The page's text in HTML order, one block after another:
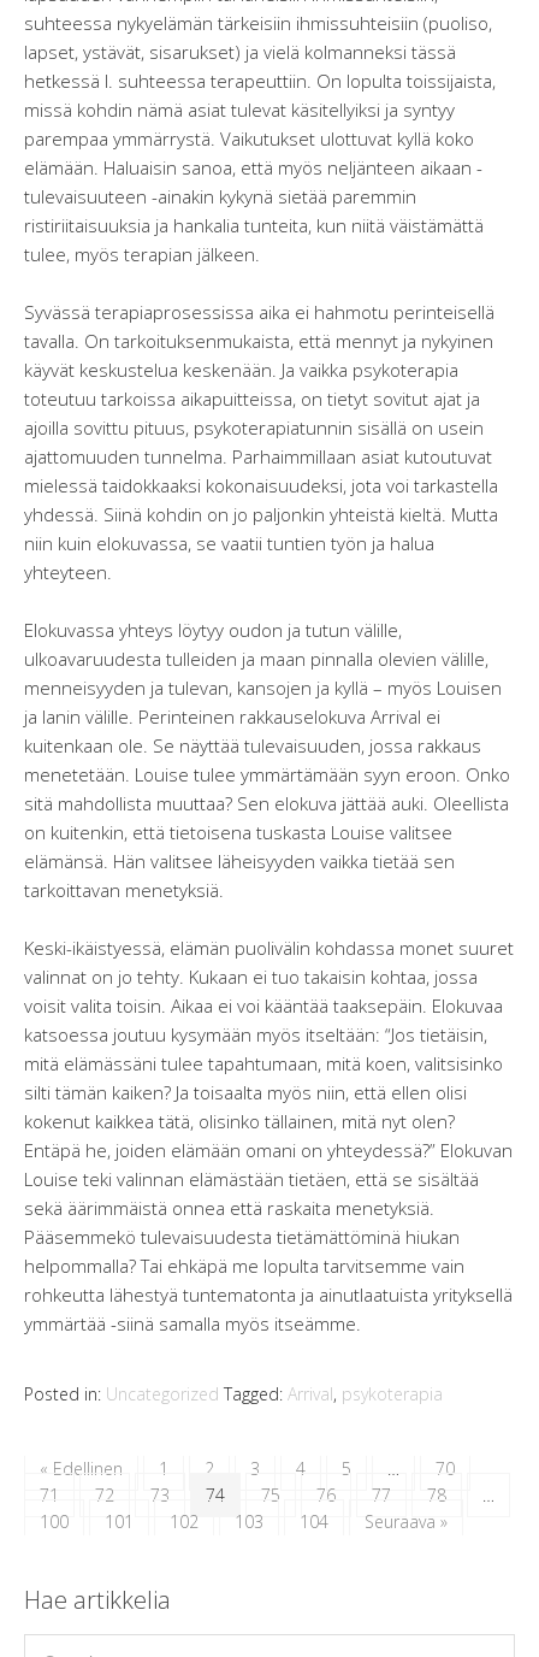
suhteessa nykyelämän tärkeisiin ihmissuhteisiin (puoliso,
lapset, ystävät, sisarukset) ja vielä kolmanneksi tässä
hetkessä l. suhteessa terapeuttiin. On lopulta toissijaista,
missä kohdin nämä asiat tulevat käsitellyiksi ja syntyy
parempaa ymmärrystä. Vaikutukset ulottuvat kyllä koko
elämään. Haluaisin sanoa, että myös neljänteen aikaan -
tulevaisuuteen -ainakin kykynä sietää paremmin
ristiriitaisuuksia ja hankalia tunteita, kun niitä väistämättä
tulee, myös terapian jälkeen.
Syvässä terapiaprosessissa aika ei hahmotu perinteisellä
tavalla. On tarkoituksenmukaista, että mennyt ja nykyinen
käyvät keskustelua keskenään. Ja vaikka psykoterapia
toteutuu tarkoissa aikapuitteissa, on tietyt sovitut ajat ja
ajoilla sovittu pituus, psykoterapiatunnin sisällä on usein
ajattomuuden tunnelma. Parhaimmillaan asiat kutoutuvat
mielessä taidokkaaksi kokonaisuudeksi, jota voi tarkastella
yhdessä. Siinä kohdin on jo paljonkin yhteistä kieltä. Mutta
niin kuin elokuvassa, se vaatii tuntien työn ja halua
yhteyteen.
Elokuvassa yhteys löytyy oudon ja tutun välille,
ulkoavaruudesta tulleiden ja maan pinnalla olevien välille,
menneisyyden ja tulevan, kansojen ja kyllä – myös Louisen
ja Ianin välille. Perinteinen rakkauselokuva Arrival ei
kuitenkaan ole. Se näyttää tulevaisuuden, jossa rakkaus
menetetään. Louise tulee ymmärtämään syyn eroon. Onko
sitä mahdollista muuttaa? Sen elokuva jättää auki. Oleellista
on kuitenkin, että tietoisena tuskasta Louise valitsee
elämänsä. Hän valitsee läheisyyden vaikka tietää sen
tarkoittavan menetyksiä.
Keski-ikäistyessä, elämän puolivälin kohdassa monet suuret
valinnat on jo tehty. Kukaan ei tuo takaisin kohtaa, jossa
voisit valita toisin. Aikaa ei voi kääntää taaksepäin. Elokuvaa
katsoessa joutuu kysymään myös itseltään: “Jos tietäisin,
mitä elämässäni tulee tapahtumaan, mitä koen, valitsisinko
silti tämän kaiken? Ja toisaalta myös niin, että ellen olisi
kokenut kaikkea tätä, olisinko tällainen, mitä nyt olen?
Entäpä he, joiden elämään omani on yhteydessä?” Elokuvan
Louise teki valinnan elämästään tietäen, että se sisältää
sekä äärimmäistä onnea että raskaita menetyksiä.
Pääsemmekö tulevaisuudesta tietämättöminä hiukan
helpommalla? Tai ehkäpä me lopulta tarvitsemme vain
rohkeutta lähestyä tuntematonta ja ainutlaatuista yrityksellä
ymmärtää -siinä samalla myös itseämme.
Posted in: Uncategorized Tagged: Arrival, psykoterapia
« Edellinen 1 2 3 4 5 …
70
71
72 73 74 75 76 77 78
…
100
101 102 103 104 Seuraava »
Hae artikkelia